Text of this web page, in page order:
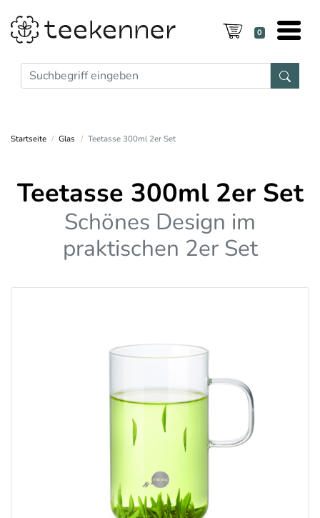
0
Startseite Glas Teetasse 300ml 2er Set
Teetasse 300ml 2er Set
Schönes Design im
praktischen 2er Set